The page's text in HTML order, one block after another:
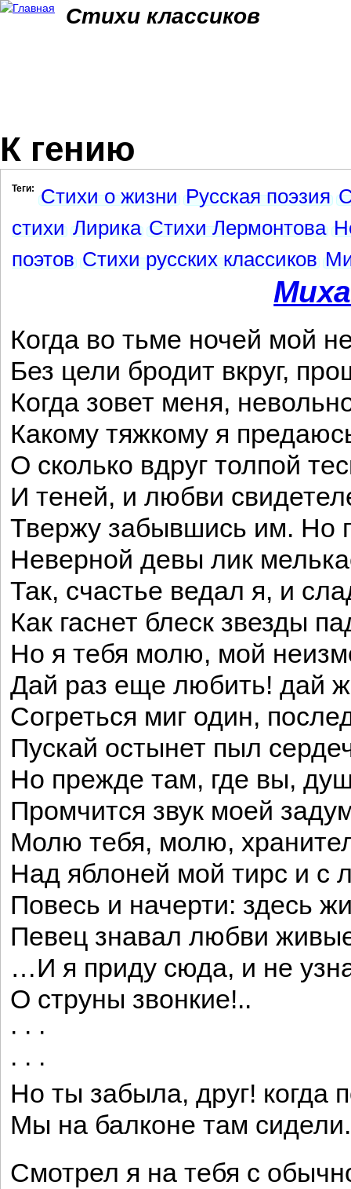
Стихи классиков
К гению
Теги: Стихи о жизни Русская поэзия
стихи Лирика Стихи Лермонтова
поэтов Стихи русских классиков
Когда во тьме ночей мой
Без цели бродит вкруг,
Когда зовет меня,
Какому тяжкому я
О сколько вдруг толпой
И теней, и любви
Твержу забывшись им. Но
Неверной девы лик
Так, счастье ведал я, и
Как гаснет блеск звезды
Но я тебя молю, мой
Дай раз еще любить! дай
Согреться миг один,
Пускай остынет пыл
Но прежде там, где вы,
Промчится звук моей
Молю тебя, молю,
Над яблоней мой тирс и с
Повесь и начерти: здесь
Певец знавал любви
…И я приду сюда, и не
О струны звонкие!..
· · ·
· · ·
Но ты забыла, друг! когда
Мы на балконе там
Смотрел я на тебя с